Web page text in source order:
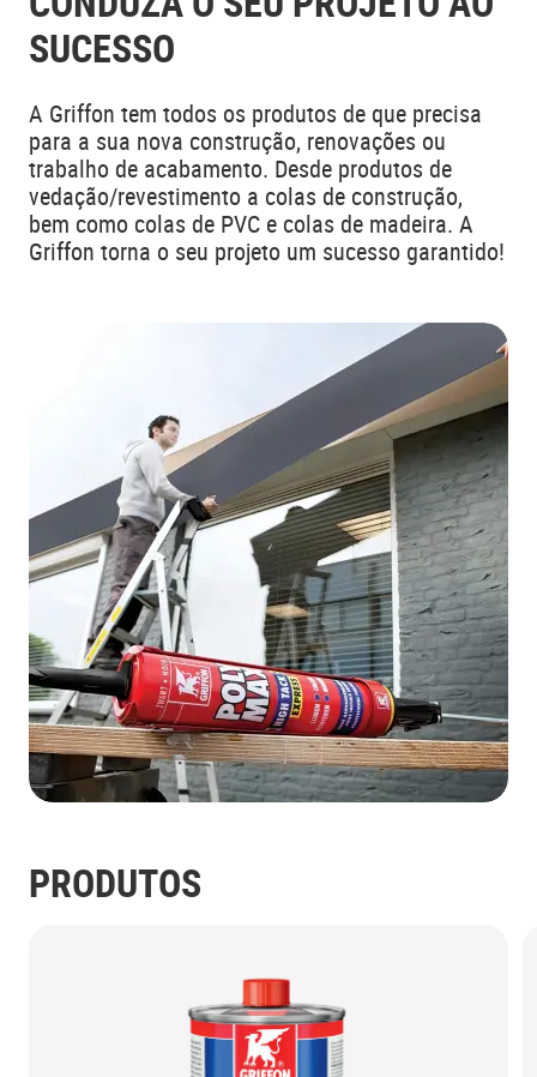
SUCESSO
A Griffon tem todos os produtos de que precisa
para a sua nova construção, renovações ou
trabalho de acabamento. Desde produtos de
vedação/revestimento a colas de construção,
bem como colas de PVC e colas de madeira. A
Griffon torna o seu projeto um sucesso garantido!
PRODUTOS